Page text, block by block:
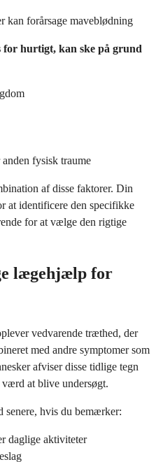
kan forårsage maveblødning
for hurtigt, kan ske på grund
fysisk traume
af disse faktorer. Din
at identificere den specifikke
for at vælge den rigtige
lægehjælp for
vedvarende træthed, der
med andre symptomer som
afviser disse tidlige tegn
værd at blive undersøgt.
senere, hvis du bemærker:
daglige aktiviteter